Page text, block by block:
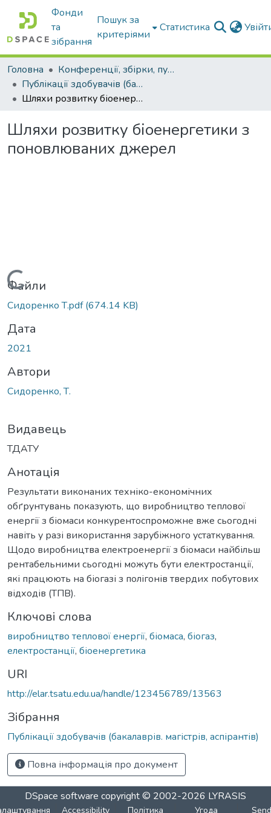
Фонди
та
зібрання
Пошук за
критеріями
Статистика
Головна
Конференції, збірки, публікації молодих вчених і здобувачів : магістрів, бакалаврів, аспірантів.
Публікації здобувачів (бакалаврів. магістрів, аспірантів)
Шляхи розвитку біоенергетики з поновлюваних джерел
Шляхи розвитку біоенергетики з
поновлюваних джерел
Вантажиться...
Файли
Сидоренко Т.pdf(674.14 KB)
Дата
2021
Автори
Сидоренко, Т.
Видавець
ТДАТУ
Анотація
Результати виконаних техніко-економічних
обґрунтувань показують, що виробництво теплової
енергії з біомаси конкурентоспроможне вже сьогодні
навіть у разі використання зарубіжного устаткування.
Щодо виробництва електроенергії з біомаси найбільш
рентабельними сьогодні можуть бути електростанції,
які працюють на біогазі з полігонів твердих побутових
відходів (ТПВ).
Ключові слова
виробництво теплової енергії, біомаса, біогаз,
електростанції, біоенергетика
URI
http://elar.tsatu.edu.ua/handle/123456789/13563
Зібрання
Публікації здобувачів (бакалаврів. магістрів, аспірантів)
Повна інформація про документ
DSpace software copyright © 2002-2026 LYRASIS
Accessibility Політика Угода Send